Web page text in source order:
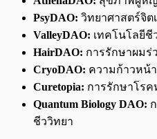
PsyDAO: วิทยาศาสตร์จิต
ValleyDAO: เทคโนโลยีชี
HairDAO: การรักษาผมร่
CryoDAO: ความก้าวหน้
Curetopia: การรักษาโรค
Quantum Biology DAO:
ชีววิทยา